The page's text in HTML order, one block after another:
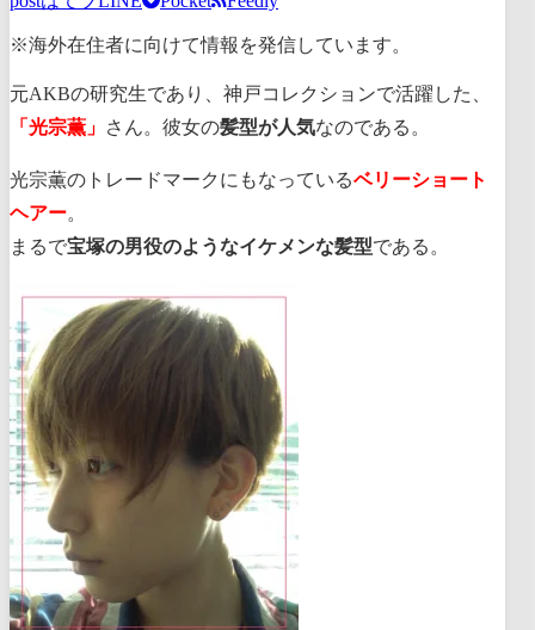
※海外在住者に向けて情報を発信しています。
元AKBの研究生であり、神戸コレクションで活躍した、
「光宗薫」 さん。彼女の髪型が人気なのである。
光宗薫のトレードマークにもなっているベリーショート
ヘアー。
まるで宝塚の男役のようなイケメンな髪型である。